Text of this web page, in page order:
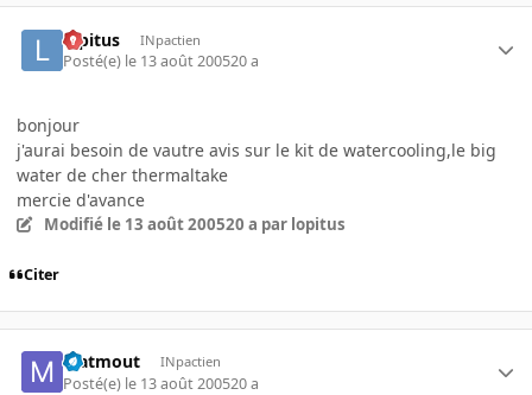
lopitus INpactien
Posté(e) le 13 août 200520 a
bonjour
j'aurai besoin de vautre avis sur le kit de watercooling,le big
water de cher thermaltake
mercie d'avance
Modifié le 13 août 200520 a par lopitus
Citer
Matmout INpactien
Posté(e) le 13 août 200520 a